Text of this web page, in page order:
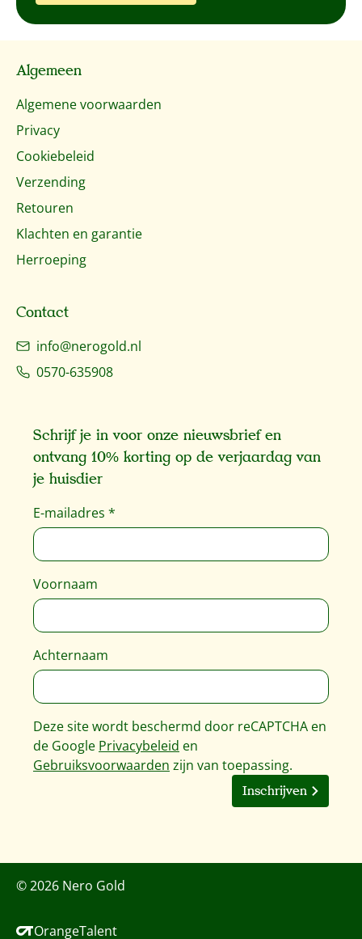
Algemeen
Algemene voorwaarden
Privacy
Cookiebeleid
Verzending
Retouren
Klachten en garantie
Herroeping
Contact
info@nerogold.nl
0570-635908
Schrijf je in voor onze nieuwsbrief en
ontvang 10% korting op de verjaardag van
je huisdier
E-mailadres *
Voornaam
Achternaam
Deze site wordt beschermd door reCAPTCHA en
de Google Privacybeleid en
Gebruiksvoorwaarden zijn van toepassing.
Inschrijven
© 2026 Nero Gold
OrangeTalent